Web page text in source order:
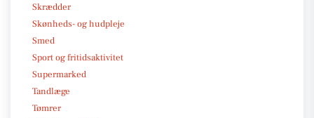
Skrædder
Skønheds- og hudpleje
Smed
Sport og fritidsaktivitet
Supermarked
Tandlæge
Tømrer